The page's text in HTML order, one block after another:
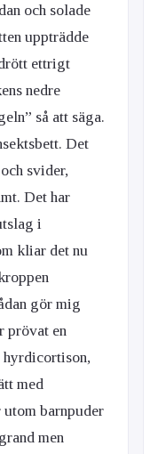
och solade
uppträdde
ettrigt
nedre
så att säga.
Det
svider,
Det har
i
kliar det nu
gör mig
prövat en
hyrdicortison,
med
barnpuder
men